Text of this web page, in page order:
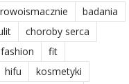
badania
choroby serca
fashion
fit
hifu
kosmetyki